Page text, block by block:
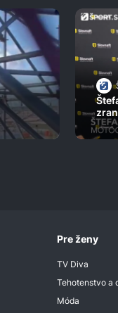
Pre ženy
TV Diva
Tehotenstvo a
Móda